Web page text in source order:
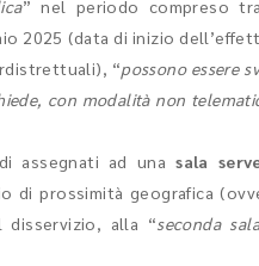
” nel periodo compreso
2025 (data di inizio
“possono essere
con modalità non
assegnati ad unasala
prossimità geografica
alla “seconda